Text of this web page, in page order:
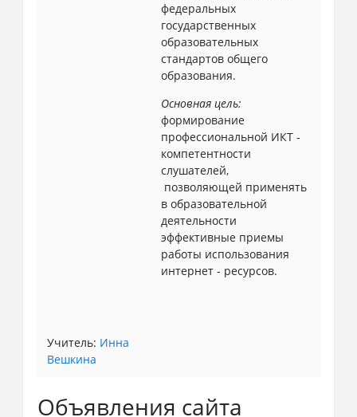
федеральных
государственных
образовательных
стандартов общего
образования.
Основная цель:
формирование
профессиональной ИКТ -
компетентности
слушателей,
позволяющей применять
в образовательной
деятельности
эффективные приемы
работы использования
интернет - ресурсов.
Учитель: Инна
Вешкина
Объявления сайта